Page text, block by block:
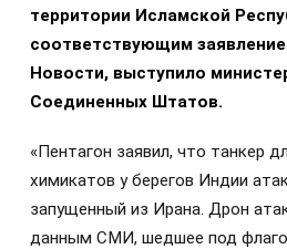
территории Исламской
соответствующим
Новости, выступило
Соединенных Штатов.
«Пентагон заявил, что танкер
химикатов у берегов Индии
запущенный из Ирана. Дрон
данным СМИ, шедшее под